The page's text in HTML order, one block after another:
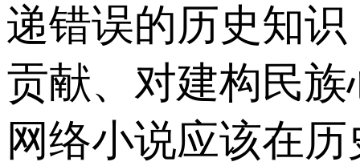
递错误的历史知
贡献、对建构民
网络小说应该在